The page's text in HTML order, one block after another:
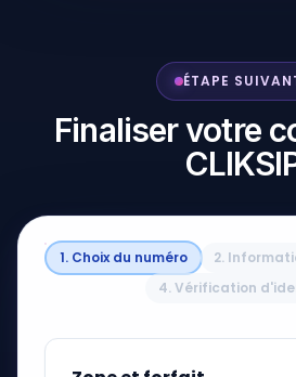
ÉTAPE
Finaliser votre
1. Choix du numéro 2.
4.Vérification